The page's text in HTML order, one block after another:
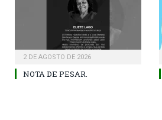
2 DE AGOSTO DE 2026
NOTA DE PESAR.